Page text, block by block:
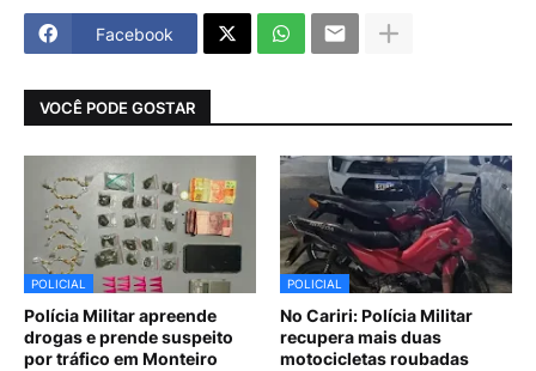
Facebook
VOCÊ PODE GOSTAR
POLICIAL
Polícia Militar apreende
drogas e prende suspeito
por tráfico em Monteiro
POLICIAL
No Cariri: Polícia Militar
recupera mais duas
motocicletas roubadas